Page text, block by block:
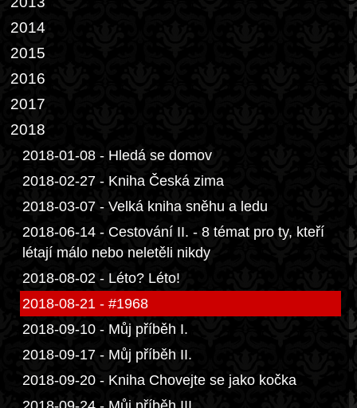
2014
2015
2016
2017
2018
2018-01-08 - Hledá se domov
2018-02-27 - Kniha Česká zima
2018-03-07 - Velká kniha sněhu a ledu
2018-06-14 - Cestování II. - 8 témat pro ty, kteří
létají málo nebo neletěli nikdy
2018-08-02 - Léto? Léto!
2018-08-21 - #1968
2018-09-10 - Můj příběh I.
2018-09-17 - Můj příběh II.
2018-09-20 - Kniha Chovejte se jako kočka